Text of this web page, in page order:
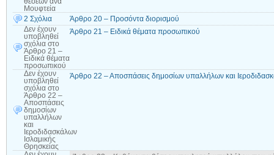
Μουφτεία
2 Σχόλια
Άρθρο 20 – Προσόντα διορισμού
Δεν έχουν
υποβληθεί
σχόλια στο
Άρθρο 21 –
Ειδικά θέματα
προσωπικού
Άρθρο 21 – Ειδικά θέματα προσωπικού
Δεν έχουν
υποβληθεί
σχόλια στο
Άρθρο 22 –
Αποσπάσεις
δημοσίων
υπαλλήλων
και
Ιεροδιδασκάλων
Ισλαμικής
Θρησκείας
Άρθρο 22 – Αποσπάσεις δημοσίων υπαλλήλων και